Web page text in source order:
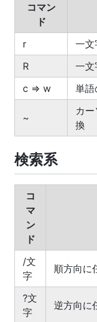
コマン
ド
r
一文
R
一文
c => w
単語
~
カ
換
検索系
コ
マ
ン
ド
/文
字
順方向に
?文
字
逆方向に